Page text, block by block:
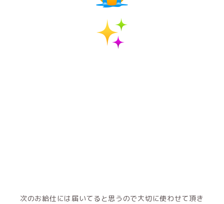
次のお給仕には届いてると思うので大切に使わせて頂き